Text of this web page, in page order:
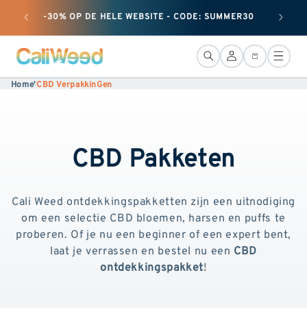
doorgaan
inhoud
-30% OP DE HELE WEBSITE - CODE: SUMMER30 + 50 G
AansluitinG
Mand
Home'CBD VerpakkinGen
CBD Pakketen
Cali Weed ontdekkingspakketten zijn een uitnodiging
om een selectie CBD bloemen, harsen en puffs te
proberen. Of je nu een beginner of een expert bent,
laat je verrassen en bestel nu een CBD
ontdekkingspakket!